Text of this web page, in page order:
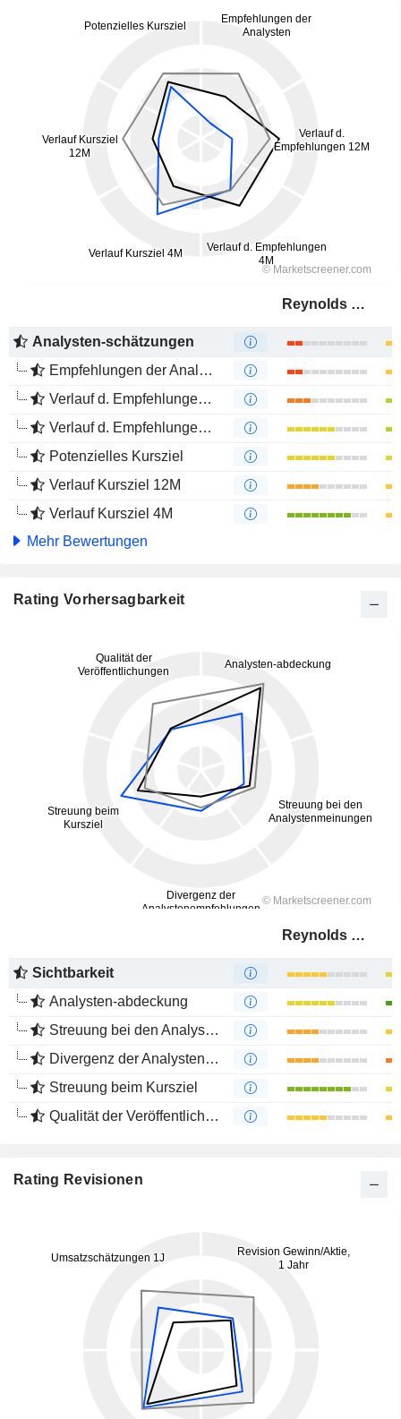
Reynolds Consumer Products Inc.
Analysten-schätzungen
Empfehlungen der Analysten
Verlauf d. Empfehlungen 12M
Verlauf d. Empfehlungen 4M
Potenzielles Kursziel
Verlauf Kursziel 12M
Verlauf Kursziel 4M
Mehr Bewertungen
Rating Vorhersagbarkeit
Reynolds Consumer Products Inc.
Sichtbarkeit
Analysten-abdeckung
Streuung bei den Analystenmeinungen
Divergenz der Analystenempfehlungen
Streuung beim Kursziel
Qualität der Veröffentlichungen
Rating Revisionen